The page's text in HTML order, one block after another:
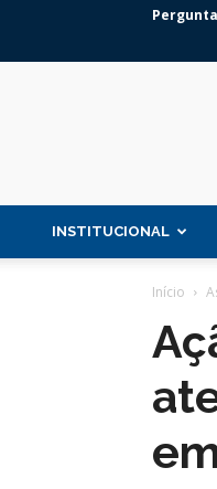
INSTITUCIONAL
Início